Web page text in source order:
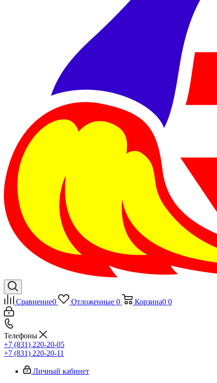
Сравнение0 Отложенные 0 Корзина0 0
Телефоны
+7 (831) 220-20-05
+7 (831) 220-20-11
Личный кабинет